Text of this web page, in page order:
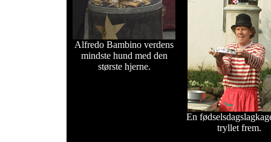
Alfredo Bambino verdens
mindste hund med den
største hjerne.
En
tryllet frem.